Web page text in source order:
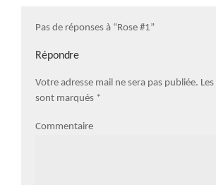
Pas de réponses à “Rose #1”
Répondre
Votre adresse mail ne sera pas publiée.
sont marqués *
Commentaire